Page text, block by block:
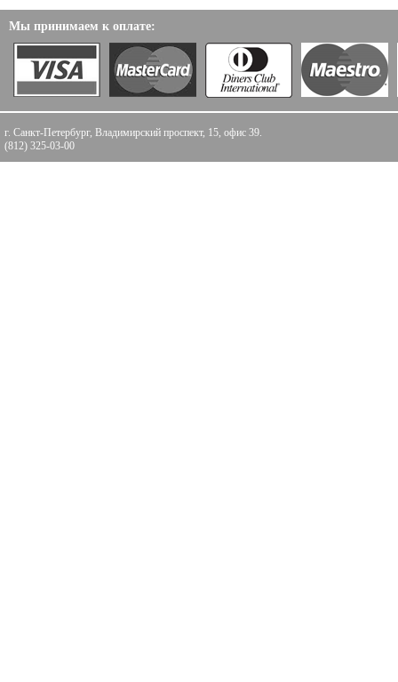
Мы принимаем к оплате:
г. Санкт-Петербург, Владимирский проспект, 15, офис 39.
(812) 325-03-00